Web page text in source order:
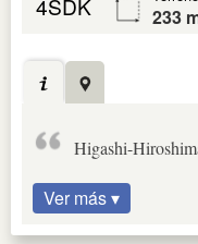
4SDK 233
Higashi-
Ver más ▾